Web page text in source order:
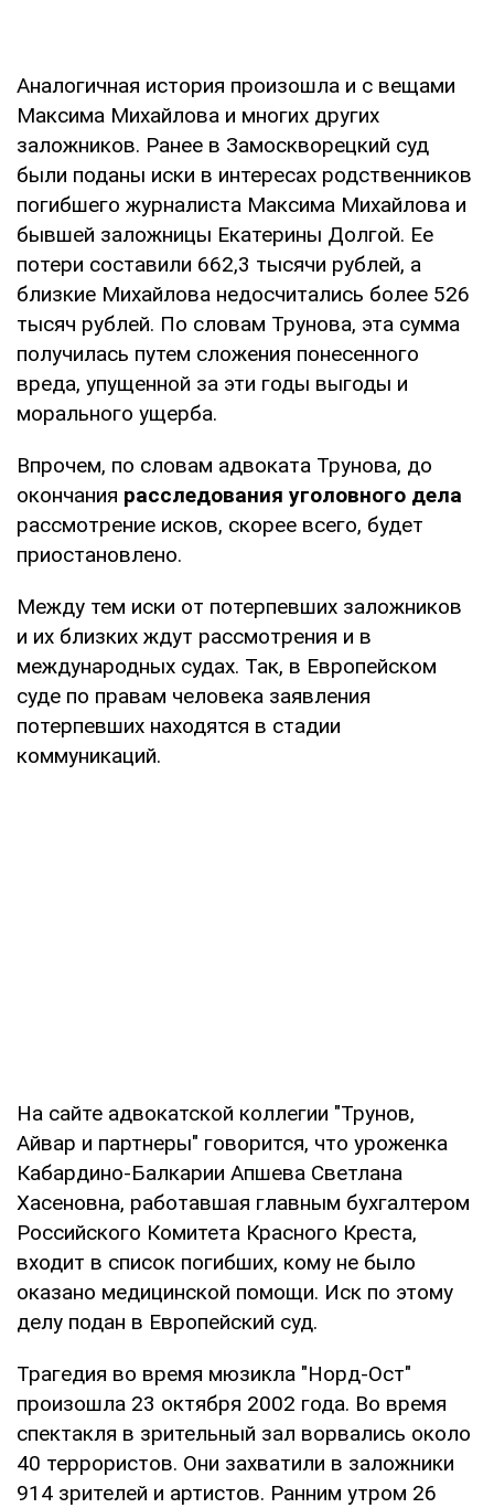
Аналогичная история произошла и с вещами
Максима Михайлова и многих других
заложников. Ранее в Замоскворецкий суд
были поданы иски в интересах родственников
погибшего журналиста Максима Михайлова и
бывшей заложницы Екатерины Долгой. Ее
потери составили 662,3 тысячи рублей, а
близкие Михайлова недосчитались более 526
тысяч рублей. По словам Трунова, эта сумма
получилась путем сложения понесенного
вреда, упущенной за эти годы выгоды и
морального ущерба.
Впрочем, по словам адвоката Трунова, до
окончания расследования уголовного дела
рассмотрение исков, скорее всего, будет
приостановлено.
Между тем иски от потерпевших заложников
и их близких ждут рассмотрения и в
международных судах. Так, в Европейском
суде по правам человека заявления
потерпевших находятся в стадии
коммуникаций.
На сайте адвокатской коллегии "Трунов,
Айвар и партнеры" говорится, что уроженка
Кабардино-Балкарии Апшева Светлана
Хасеновна, работавшая главным бухгалтером
Российского Комитета Красного Креста,
входит в список погибших, кому не было
оказано медицинской помощи. Иск по этому
делу подан в Европейский суд.
Трагедия во время мюзикла "Норд-Ост"
произошла 23 октября 2002 года. Во время
спектакля в зрительный зал ворвались около
40 террористов. Они захватили в заложники
914 зрителей и артистов. Ранним утром 26